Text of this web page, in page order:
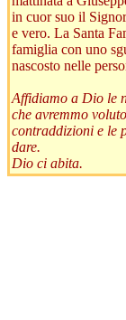
in cuor suo il
e vero. La Santa
famiglia con uno
nascosto nelle
Affidiamo a Dio le
che avremmo
contraddizioni e le
dare.
Dio ci abita.